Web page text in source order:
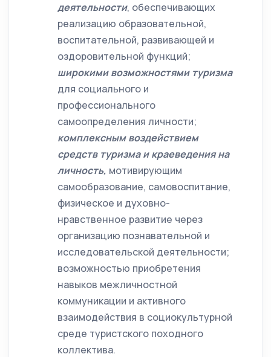
деятельности, обеспечивающих
реализацию образовательной,
воспитательной, развивающей и
оздоровительной функций;
широкими возможностями туризма
для социального и
профессионального
самоопределения личности;
комплексным воздействием
средств туризма и краеведения на
личность, мотивирующим
самообразование, самовоспитание,
физическое и духовно-
нравственное развитие через
организацию познавательной и
исследовательской деятельности;
возможностью приобретения
навыков межличностной
коммуникации и активного
взаимодействия в социокультурной
среде туристского походного
коллектива.